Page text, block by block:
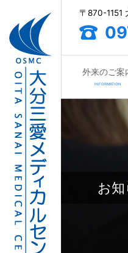
〒870-1151
外来のご案
INFORMATION
お